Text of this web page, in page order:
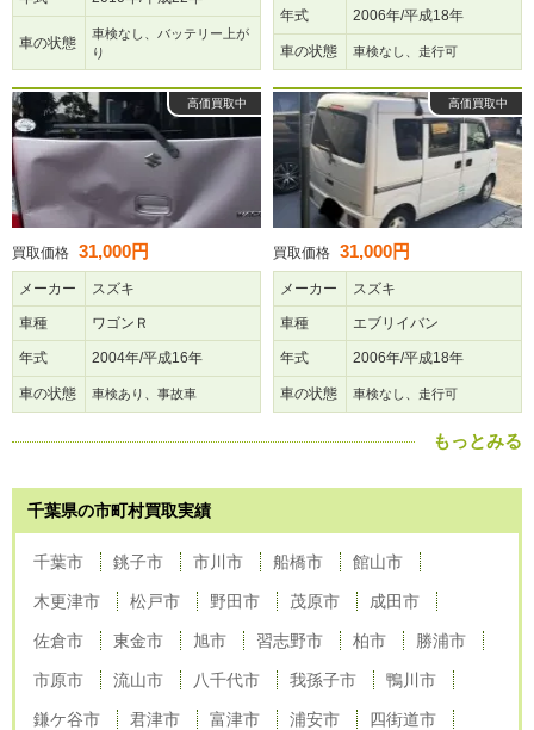
車の状態
車検なし、バッテリー上が
り
年式 2006年/平成18年
車の状態 車検なし、走行可
高価買取中
買取価格 31,000円
メーカー スズキ
車種 ワゴンＲ
年式 2004年/平成16年
車の状態 車検あり、事故車
高価買取中
買取価格 31,000円
メーカー スズキ
車種 エブリイバン
年式 2006年/平成18年
車の状態 車検なし、走行可
もっとみる
千葉県の市町村買取実績
千葉市 銚子市 市川市 船橋市 館山市
木更津市 松戸市 野田市 茂原市 成田市
佐倉市 東金市 旭市 習志野市 柏市 勝浦市
市原市 流山市 八千代市 我孫子市 鴨川市
鎌ケ谷市 君津市 富津市 浦安市 四街道市